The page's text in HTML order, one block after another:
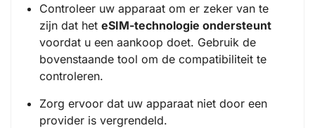
Controleer uw apparaat om er zeker van te
zijn dat het eSIM-technologie ondersteunt
voordat u een aankoop doet. Gebruik de
bovenstaande tool om de compatibiliteit te
controleren.
Zorg ervoor dat uw apparaat niet door een
provider is vergrendeld.